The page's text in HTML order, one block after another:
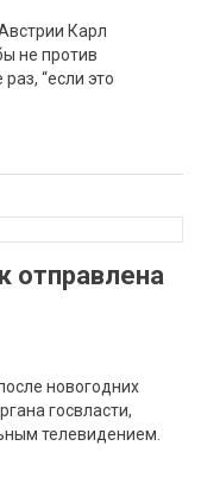
Карл
не против
“если это
отправлена
новогодних
госвласти,
телевидением.